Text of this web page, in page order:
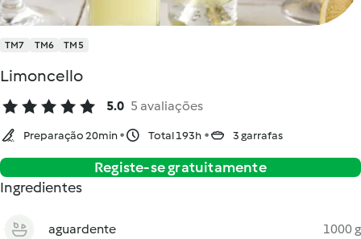
TM7 TM6 TM5
Limoncello
5.0 5 avaliações
Preparação 20min Total 193h 3 garrafas
Registe-se gratuitamente
Ingredientes
aguardente 1000 g